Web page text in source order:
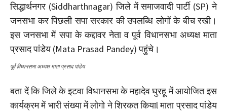
सिद्धार्थनगर (Siddharthnagar) जिले में समाजवादी पार्टी (SP) ने
जनसभा कर पिछली सपा सरकार की उपलब्धि लोगों के बीच रखी।
इस जनसभा में सपा के कद्दावर नेता व पूर्व विधानसभा अध्यक्ष माता
प्रसाद पांडेय (Mata Prasad Pandey) पहुंचे।
पूर्व विधानसभा अध्यक्ष माता प्रसाद पांडेय
बता दें कि जिले के इटवा विधानसभा के महादेव घुरहू में आयोजित इस
कार्यक्रम में भारी संख्या में लोगो ने शिरकत कियाl माता प्रसाद पांडेय